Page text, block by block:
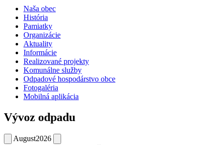
Naša obec
História
Pamiatky
Organizácie
Aktuality
Informácie
Realizované projekty
Komunálne služby
Odpadové hospodárstvo obce
Fotogaléria
Mobilná aplikácia
Vývoz odpadu
August2026